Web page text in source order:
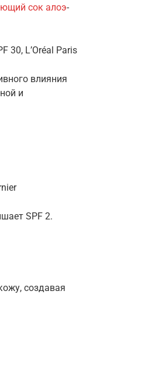
сок алоэ-
30, L’Oréal Paris
влияния
и
SPF 2.
создавая